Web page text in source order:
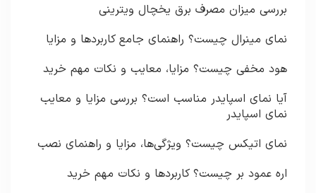
بررسی میزان مصرف برق یخچال ویترینی
نمای مینرال چیست؟ راهنمای جامع کاربردها و مزایا
هود مخفی چیست؟ مزایا، معایب و نکات مهم خرید
آیا نمای اسپایدر مناسب است؟ بررسی مزایا و معایب
نمای اسپایدر
نمای اتیکس چیست؟ ویژگی‌ها، مزایا و راهنمای نصب
اره عمود بر چیست؟ کاربردها و نکات مهم خرید